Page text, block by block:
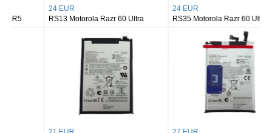
RS13 Motorola Razr 60 Ultra
RS35 Motorola Razr 60 Ultra